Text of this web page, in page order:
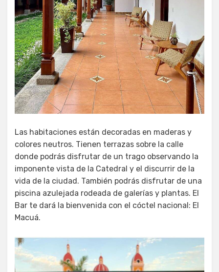
Las habitaciones están decoradas en maderas y
colores neutros. Tienen terrazas sobre la calle
donde podrás disfrutar de un trago observando la
imponente vista de la Catedral y el discurrir de la
vida de la ciudad. También podrás disfrutar de una
piscina azulejada rodeada de galerías y plantas. El
Bar te dará la bienvenida con el cóctel nacional: El
Macuá.